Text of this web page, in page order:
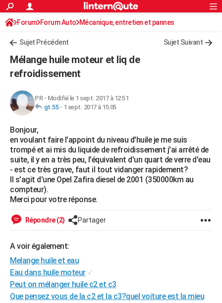
ACTUALITÉS
Politique
Société
Faits Divers
Education
Monde
Villes
+
Programme TV
Streaming
Cinéma
Sorties cinéma
Musique
FINANCE
Retraite
Impôts
Epargne
Immobilier
Risques naturels par ville
Banque
Assurance
Crédit
AUTO
Essais
Réserver un essai
Citadines
Berlines
SUV
Forum auto
+HIGH-TECH
Mobiles
Meilleur smartphone
Internet
Ordinateurs
Jeux vidéo
Guide high-tech
BRICOLAGE
Forum
Aménagement intérieur
Extérieur
Cuisine
Salle de bains
Jardinage
Rangement
WEEK-END
Guides de France
Escapades
Patrimoine
Expositions
Musées
Week-end nature
+LIFESTYLE
Art de vivre
Bien-être
Loisirs
Mode
Modes de vie
SANTE
VOYAGE
BONS PLANS
CARTE DE VOEUX
Rechercher
S'inscrire
Connexion
Forum Forum Auto Mécanique, entretien et pannes
Sujet Précédent Sujet Suivant
Mélange huile moteur et liq de
refroidissement
PR- Modifié le 1 sept. 2017 à 12:51
gt.55- 1 sept. 2017 à 15:05
Bonjour,
en voulant faire l'appoint du niveau d'huile je me suis
trompé et ai mis du liquide de refroidissement j'ai arrêté de
suite, il y en a très peu, l'équivalent d'un quart de verre d'eau
- est ce très grave, faut il tout vidanger rapidement?
Il s'agit d'une Opel Zafira diesel de 2001 (350000km au
compteur).
Merci pour votre réponse.
Répondre (2) Partager
A voir également:
Melange huile et eau
Eau dans huile moteur ✓
Peut on mélanger huile c2 et c3
Que pensez vous de la c2 et la c3?quel voiture est la mieu